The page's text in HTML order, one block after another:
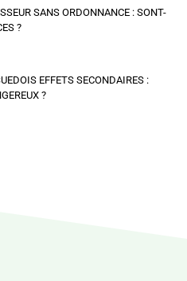
SANS ORDONNANCE : SONT-
?
EFFETS SECONDAIRES :
?